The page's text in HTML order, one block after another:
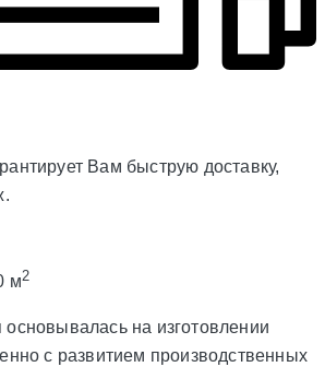
Вам быструю доставку,
м2
на изготовлении
с развитием производственных